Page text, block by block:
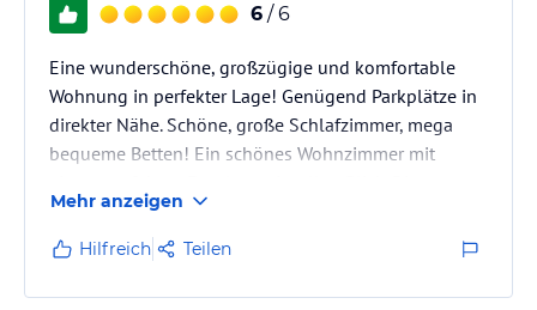
6 / 6
Eine wunderschöne, großzügige und komfortable
Wohnung in perfekter Lage! Genügend Parkplätze in
direkter Nähe. Schöne, große Schlafzimmer, mega
bequeme Betten! Ein schönes Wohnzimmer mit
Ausstattung der Wohnung ist hochwertig und im
besten Zustand. Das Badezimmer mit Sauna ist
traumhaft! Nach einer Wanderung im Regen genau
das Richtige!
Mehr anzeigen
Hilfreich Teilen